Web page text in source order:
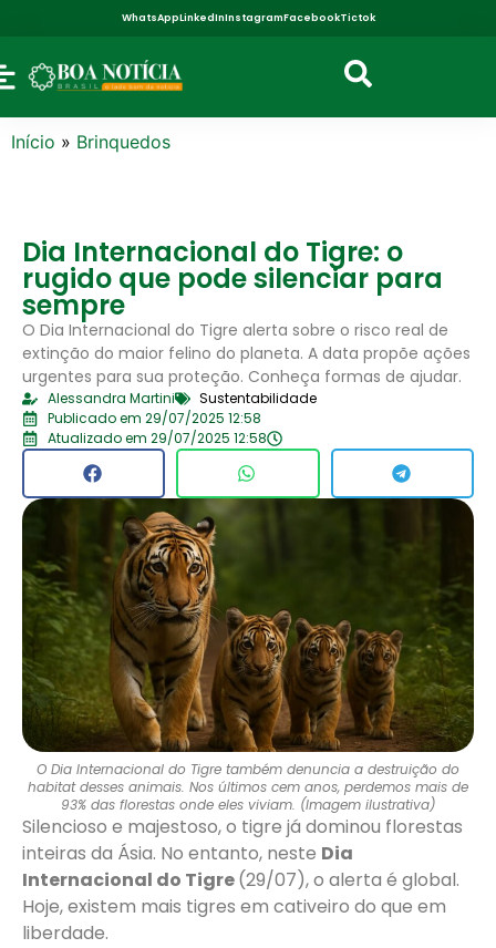
WhatsAppLinkedInInstagramFacebookTictok
Início » Brinquedos
Dia Internacional do Tigre: o
rugido que pode silenciar para
sempre
O Dia Internacional do Tigre alerta sobre o risco real de
extinção do maior felino do planeta. A data propõe ações
urgentes para sua proteção. Conheça formas de ajudar.
Alessandra Martini
Sustentabilidade
Publicado em 29/07/2025 12:58
Atualizado em 29/07/2025 12:58
O Dia Internacional do Tigre também denuncia a destruição do
habitat desses animais. Nos últimos cem anos, perdemos mais de
93% das florestas onde eles viviam. (Imagem ilustrativa)
Silencioso e majestoso, o tigre já dominou florestas
inteiras da Ásia. No entanto, neste Dia
Internacional do Tigre(29/07), o alerta é global.
Hoje, existem mais tigres em cativeiro do que em
liberdade.